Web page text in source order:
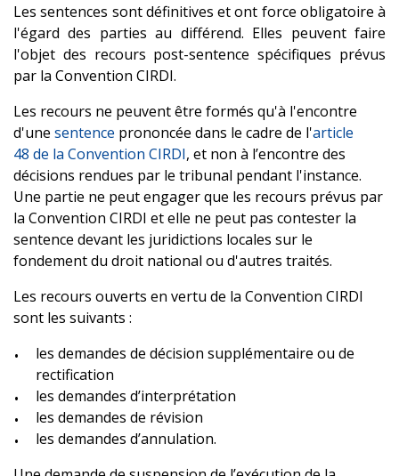
Les sentences sont définitives et ont force obligatoire à
l'égard des parties au différend. Elles peuvent faire
l'objet des recours post-sentence spécifiques prévus
par la Convention CIRDI.
Les recours ne peuvent être formés qu'à l'encontre
d'une sentence prononcée dans le cadre de l'article
48 de la Convention CIRDI, et non à l’encontre des
décisions rendues par le tribunal pendant l'instance.
Une partie ne peut engager que les recours prévus par
la Convention CIRDI et elle ne peut pas contester la
sentence devant les juridictions locales sur le
fondement du droit national ou d'autres traités.
Les recours ouverts en vertu de la Convention CIRDI
sont les suivants :
les demandes de décision supplémentaire ou de
rectification
les demandes d’interprétation
les demandes de révision
les demandes d’annulation.